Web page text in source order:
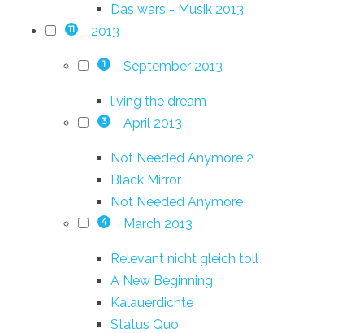
Das wars - Musik 2013
11 2013
1 September 2013
living the dream
3 April 2013
Not Needed Anymore 2
Black Mirror
Not Needed Anymore
4 March 2013
Relevant nicht gleich toll
A New Beginning
Kalauerdichte
Status Quo